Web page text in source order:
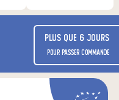
Plus que 6 jours
pour passer commande